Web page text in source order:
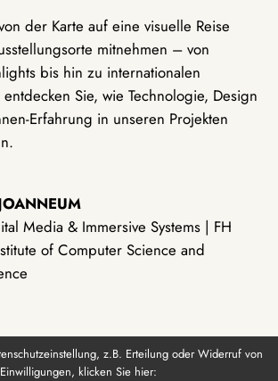
der Karte auf eine visuelle Reise
mitnehmen – von
bis hin zu internationalen
Sie, wie Technologie, Design
Erfahrung in unseren Projekten
Media & Immersive Systems | FH
of Computer Science and
z.B. Erteilung oder Widerruf von
Einwilligungen, klicken Sie hier: